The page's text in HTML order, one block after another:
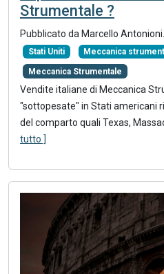
Strumentale ?
Pubblicato da Marcello Antonioni.
Stati Uniti Meccanica
Meccanica Strumentale
Vendite italiane di Meccanica
"sottopesate" in Stati americani
del comparto quali Texas,
tutto ]